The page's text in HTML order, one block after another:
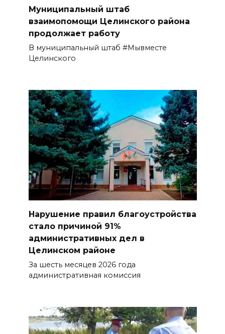
Муниципальный штаб
взаимопомощи Целинского района
продолжает работу
В муниципальный штаб #Мывместе
Целинского
Нарушение правил благоустройства
стало причиной 91%
административных дел в
Целинском районе
За шесть месяцев 2026 года
административная комиссия